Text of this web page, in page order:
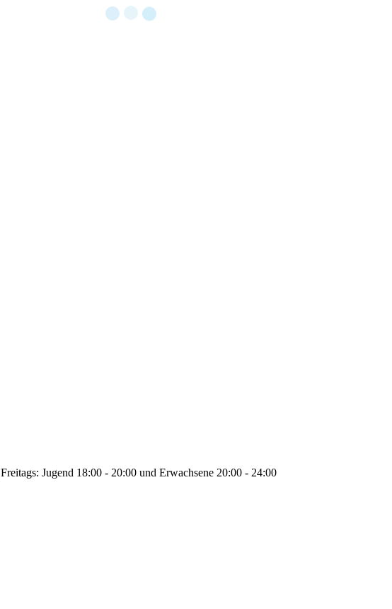
Freitags: Jugend 18:00 - 20:00 und Erwachsene 20:00 - 24:00